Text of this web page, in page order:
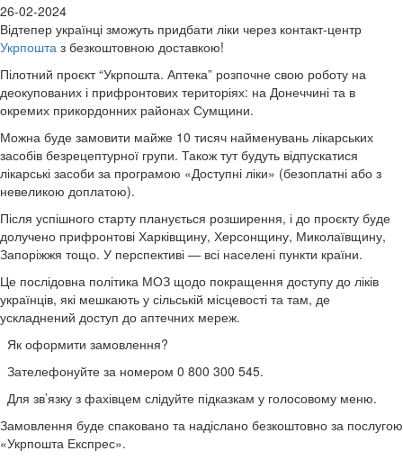
26-02-2024
Відтепер українці зможуть придбати ліки через контакт-центр
Укрпошта з безкоштовною доставкою!
Пілотний проєкт “Укрпошта. Аптека” розпочне свою роботу на
деокупованих і прифронтових територіях: на Донеччині та в
окремих прикордонних районах Сумщини.
Можна буде замовити майже 10 тисяч найменувань лікарських
засобів безрецептурної групи. Також тут будуть відпускатися
лікарські засоби за програмою «Доступні ліки» (безоплатні або з
невеликою доплатою).
Після успішного старту планується розширення, і до проєкту буде
долучено прифронтові Харківщину, Херсонщину, Миколаївщину,
Запоріжжя тощо. У перспективі — всі населені пункти країни.
Це послідовна політика МОЗ щодо покращення доступу до ліків
українців, які мешкають у сільській місцевості та там, де
ускладнений доступ до аптечних мереж.
Як оформити замовлення?
Зателефонуйте за номером 0 800 300 545.
Для зв’язку з фахівцем слідуйте підказкам у голосовому меню.
Замовлення буде спаковано та надіслано безкоштовно за послугою
«Укрпошта Експрес».